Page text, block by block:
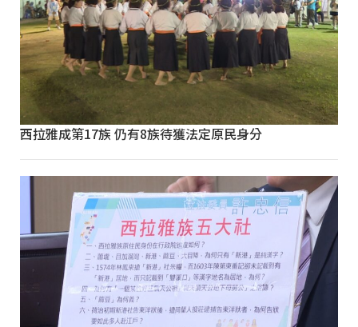
西拉雅成第17族 仍有8族待獲法定原民身分